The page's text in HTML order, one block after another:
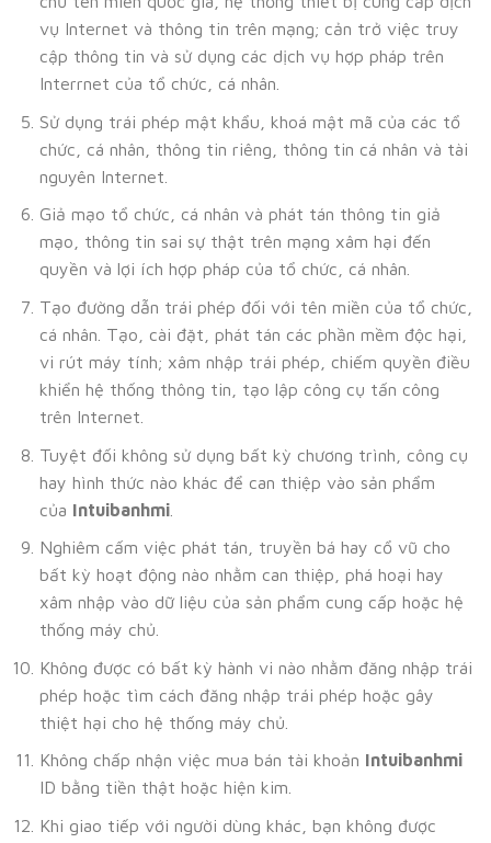
vụ Internet và thông tin trên mạng; cản trở việc truy
cập thông tin và sử dụng các dịch vụ hợp pháp trên
Interrnet của tổ chức, cá nhân.
Sử dụng trái phép mật khẩu, khoá mật mã của các tổ
chức, cá nhân, thông tin riêng, thông tin cá nhân và tài
nguyên Internet.
Giả mạo tổ chức, cá nhân và phát tán thông tin giả
mạo, thông tin sai sự thật trên mạng xâm hại đến
quyền và lợi ích hợp pháp của tổ chức, cá nhân.
Tạo đường dẫn trái phép đối với tên miền của tổ chức,
cá nhân. Tạo, cài đặt, phát tán các phần mềm độc hại,
vi rút máy tính; xâm nhập trái phép, chiếm quyền điều
khiển hệ thống thông tin, tạo lập công cụ tấn công
trên Internet.
Tuyệt đối không sử dụng bất kỳ chương trình, công cụ
hay hình thức nào khác để can thiệp vào sản phẩm
của Intuibanhmi.
Nghiêm cấm việc phát tán, truyền bá hay cổ vũ cho
bất kỳ hoạt động nào nhằm can thiệp, phá hoại hay
xâm nhập vào dữ liệu của sản phẩm cung cấp hoặc hệ
thống máy chủ.
Không được có bất kỳ hành vi nào nhằm đăng nhập trái
phép hoặc tìm cách đăng nhập trái phép hoặc gây
thiệt hại cho hệ thống máy chủ.
Không chấp nhận việc mua bán tài khoản Intuibanhmi
ID bằng tiền thật hoặc hiện kim.
Khi giao tiếp với người dùng khác, bạn không được